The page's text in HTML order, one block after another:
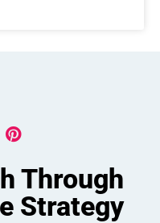
Through
Strategy